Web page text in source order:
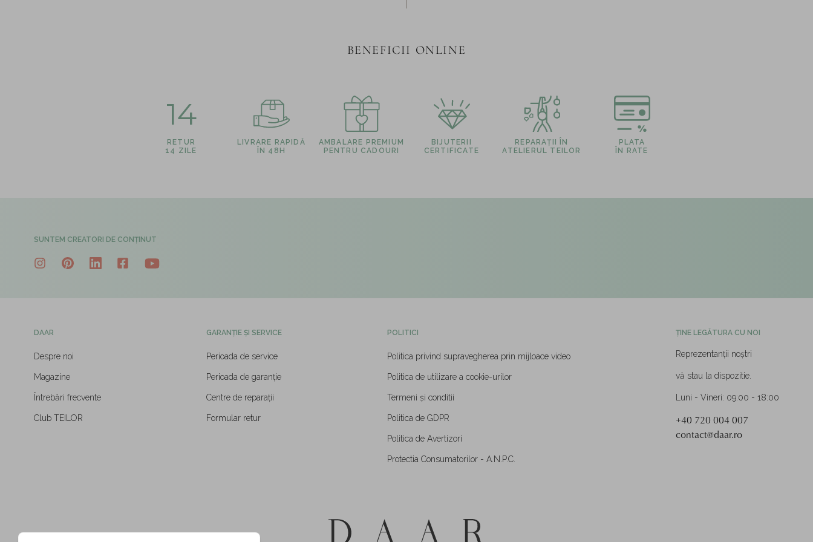
BENEFICII ONLINE
14
RETUR
14 ZILE
LIVRARE RAPIDĂ
ÎN 48H
AMBALARE PREMIUM
PENTRU CADOURI
BIJUTERII
CERTIFICATE
REPARAȚII ÎN
ATELIERUL TEILOR
PLATA
ÎN RATE
SUNTEM CREATORI DE CONȚINUT
DAAR
Despre noi
Magazine
Întrebări frecvente
Club TEILOR
GARANȚIE ȘI SERVICE
Perioada de service
Perioada de garanție
Centre de reparații
Formular retur
POLITICI
Politica privind supravegherea prin mijloace video
Politica de utilizare a cookie-urilor
Termeni și conditii
Politica de GDPR
Politica de Avertizori
Protectia Consumatorilor - A.N.P.C.
ȚINE LEGĂTURA CU NOI
Reprezentanții noștri
vă stau la dispozitie.
Luni - Vineri: 09:00 - 18:00
+40 720 004 007
contact@daar.ro